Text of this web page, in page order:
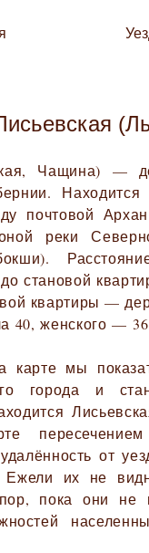
Чащина) —
почтовой
реки
становой
квартиры —
40, женского —
карте мы
города и
от
Ежели их не
пока они не